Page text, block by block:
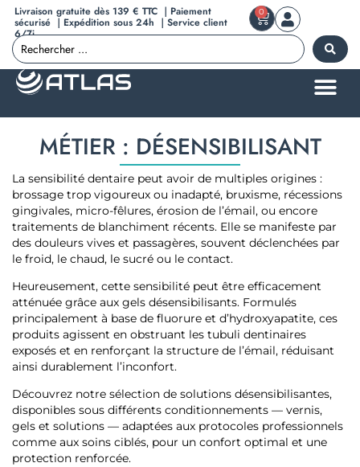
Livraison gratuite dès 139 € TTC ｜Paiement
sécurisé ｜Expédition sous 24h ｜Service client
6/7j
0
MÉTIER : DÉSENSIBILISANT
La sensibilité dentaire peut avoir de multiples origines :
brossage trop vigoureux ou inadapté, bruxisme, récessions
gingivales, micro-fêlures, érosion de l’émail, ou encore
traitements de blanchiment récents. Elle se manifeste par
des douleurs vives et passagères, souvent déclenchées par
le froid, le chaud, le sucré ou le contact.
Heureusement, cette sensibilité peut être efficacement
atténuée grâce aux gels désensibilisants. Formulés
principalement à base de fluorure et d’hydroxyapatite, ces
produits agissent en obstruant les tubuli dentinaires
exposés et en renforçant la structure de l’émail, réduisant
ainsi durablement l’inconfort.
Découvrez notre sélection de solutions désensibilisantes,
disponibles sous différents conditionnements — vernis,
gels et solutions — adaptées aux protocoles professionnels
comme aux soins ciblés, pour un confort optimal et une
protection renforcée.